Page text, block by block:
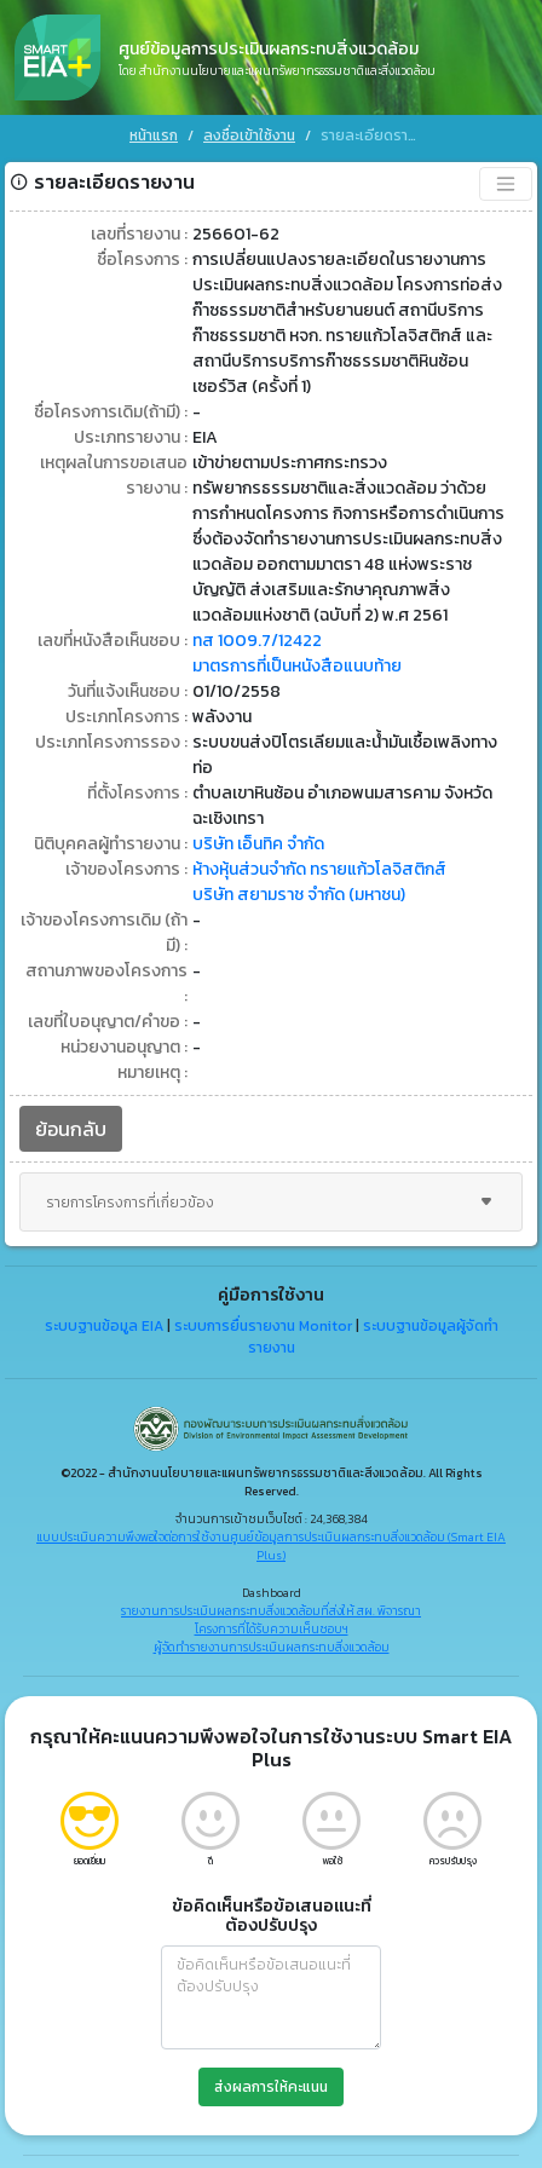
ศูนย์ข้อมูลการประเมินผลกระทบสิ่งแวดล้อม
โดย สำนักงานนโยบายและแผนทรัพยากรธรรมชาติและสิ่งแวดล้อม
หน้าแรก ลงชื่อเข้าใช้งาน รายละเอียดรายงาน
รายละเอียดรายงาน
เลขที่รายงาน : 256601-62
ชื่อโครงการ : การเปลี่ยนแปลงรายละเอียดในรายงานการ
ประเมินผลกระทบสิ่งแวดล้อม โครงการท่อส่ง
ก๊าซธรรมชาติสำหรับยานยนต์ สถานีบริการ
ก๊าซธรรมชาติ หจก. ทรายแก้วโลจิสติกส์ และ
สถานีบริการบริการก๊าซธรรมชาติหินซ้อน
เซอร์วิส (ครั้งที่ 1)
ชื่อโครงการเดิม(ถ้ามี) : -
ประเภทรายงาน : EIA
เหตุผลในการขอเสนอ
รายงาน :
เข้าข่ายตามประกาศกระทรวง
ทรัพยากรธรรมชาติและสิ่งแวดล้อม ว่าด้วย
การกำหนดโครงการ กิจการหรือการดำเนินการ
ซึ่งต้องจัดทำรายงานการประเมินผลกระทบสิ่ง
แวดล้อม ออกตามมาตรา 48 แห่งพระราช
บัญญัติ ส่งเสริมและรักษาคุณภาพสิ่ง
แวดล้อมแห่งชาติ (ฉบับที่ 2) พ.ศ 2561
เลขที่หนังสือเห็นชอบ : ทส 1009.7/12422
มาตรการที่เป็นหนังสือแนบท้าย
วันที่แจ้งเห็นชอบ : 01/10/2558
ประเภทโครงการ : พลังงาน
ประเภทโครงการรอง : ระบบขนส่งปิโตรเลียมและน้ํามันเชื้อเพลิงทาง
ท่อ
ที่ตั้งโครงการ : ตำบลเขาหินซ้อน อำเภอพนมสารคาม จังหวัด
ฉะเชิงเทรา
นิติบุคคลผู้ทำรายงาน : บริษัท เอ็นทิค จำกัด
เจ้าของโครงการ : ห้างหุ้นส่วนจำกัด ทรายแก้วโลจิสติกส์
บริษัท สยามราช จำกัด (มหาชน)
เจ้าของโครงการเดิม (ถ้า
มี) :
-
สถานภาพของโครงการ
:
-
เลขที่ใบอนุญาต/คำขอ : -
หน่วยงานอนุญาต : -
หมายเหตุ :
ย้อนกลับ
รายการโครงการที่เกี่ยวข้อง
คู่มือการใช้งาน
ระบบฐานข้อมูล EIA| ระบบการยื่นรายงาน Monitor| ระบบฐานข้อมูลผู้จัดทำ
รายงาน
©2022 - สำนักงานนโยบายและแผนทรัพยากรธรรมชาติและสิ่งแวดล้อม. All Rights
Reserved.
จำนวนการเข้าชมเว็บไซต์ : 24,368,384
แบบประเมินความพึงพอใจต่อการใช้งานศูนย์ข้อมูลการประเมินผลกระทบสิ่งแวดล้อม (Smart EIA
Plus)
Dashboard
รายงานการประเมินผลกระทบสิ่งแวดล้อมที่ส่งให้ สผ. พิจารณา
โครงการที่ได้รับความเห็นชอบฯ
ผู้จัดทำรายงานการประเมินผลกระทบสิ่งแวดล้อม
กรุณาให้คะแนนความพึงพอใจในการใช้งานระบบ Smart EIA
Plus
ยอดเยี่ยม ดี พอใช้ ควรปรับปรุง
ข้อคิดเห็นหรือข้อเสนอแนะที่
ต้องปรับปรุง
ส่งผลการให้คะแนน